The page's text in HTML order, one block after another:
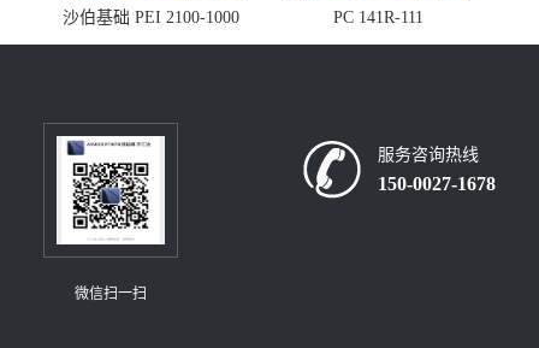
沙伯基础 PEI 2100-1000 PC 141R-111
微信扫一扫
服务咨询热线
150-0027-1678